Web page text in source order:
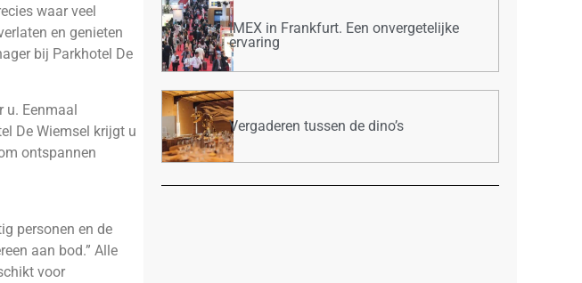
waar veel
en genieten
bij Parkhotel De
u. Eenmaal
De Wiemsel krijgt u
ontspannen
personen en de
aan bod.” Alle
voor
IMEX in Frankfurt. Een onvergetelijke
ervaring
Vergaderen tussen de dino’s